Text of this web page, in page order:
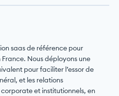
saas de référence pour
Nous déployons une
pour faciliter l’essor de
et les relations
et institutionnels, en